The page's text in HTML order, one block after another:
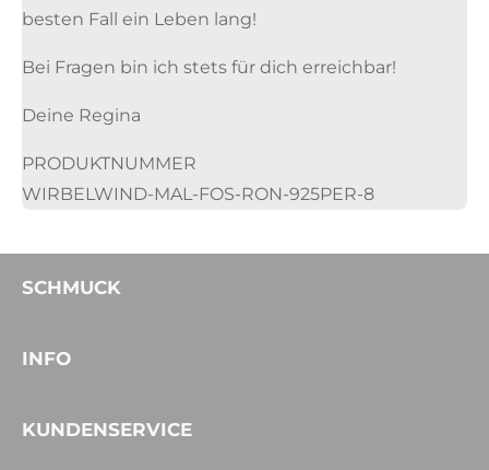
besten Fall ein Leben lang!
Bei Fragen bin ich stets für dich erreichbar!
Deine Regina
PRODUKTNUMMER
WIRBELWIND-MAL-FOS-RON-925PER-8
SCHMUCK
INFO
KUNDENSERVICE